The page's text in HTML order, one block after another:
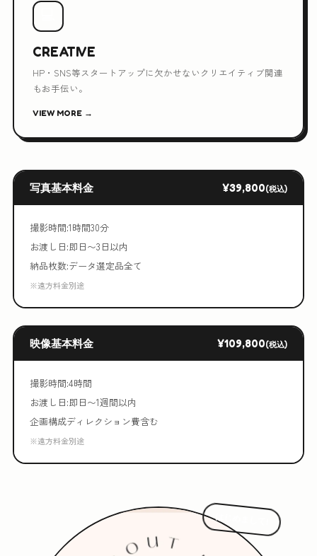
CREATIVE
HP・SNS等スタートアップに欠かせないクリエイティブ関連
もお手伝い。
VIEW MORE →
写真基本料金 ¥39,800(税込)
撮影時間:1時間30分
お渡し日:即日〜3日以内
納品枚数:データ選定品全て
※遠方料金別途
映像基本料金 ¥109,800(税込)
撮影時間:4時間
お渡し日:即日〜1週間以内
企画構成ディレクション費含む
※遠方料金別途
はじめまして!